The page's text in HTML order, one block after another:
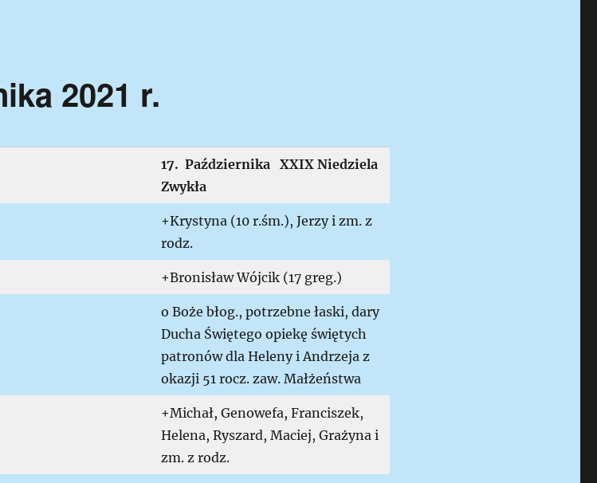
2021 r.
17. Października XXIX Niedziela
Zwykła
+Krystyna (10 r.śm.), Jerzy i zm. z
rodz.
+Bronisław Wójcik (17 greg.)
o Boże błog., potrzebne łaski, dary
Ducha Świętego opiekę świętych
patronów dla Heleny i Andrzeja z
okazji 51 rocz. zaw. Małżeństwa
+Michał, Genowefa, Franciszek,
Helena, Ryszard, Maciej, Grażyna i
zm. z rodz.